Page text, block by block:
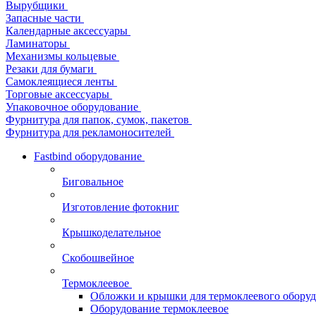
Вырубщики
Запасные части
Календарные аксессуары
Ламинаторы
Механизмы кольцевые
Резаки для бумаги
Самоклеящиеся ленты
Торговые аксессуары
Упаковочное оборудование
Фурнитура для папок, сумок, пакетов
Фурнитура для рекламоносителей
Fastbind оборудование
Биговальное
Изготовление фотокниг
Крышкоделательное
Скобошвейное
Термоклеевое
Обложки и крышки для термоклеевого
Оборудование термоклеевое